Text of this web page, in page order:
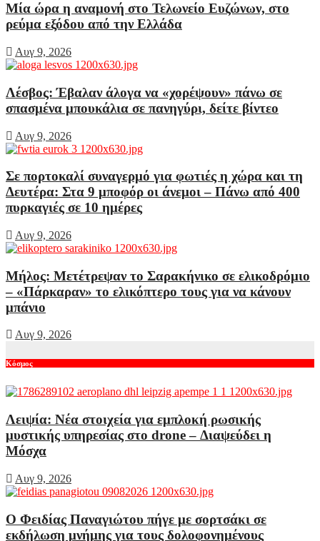
Μία ώρα η αναμονή στο Τελωνείο Ευζώνων, στο
ρεύμα εξόδου από την Ελλάδα
Αυγ 9, 2026
Λέσβος: Έβαλαν άλογα να «χορέψουν» πάνω σε
σπασμένα μπουκάλια σε πανηγύρι, δείτε βίντεο
Αυγ 9, 2026
Σε πορτοκαλί συναγερμό για φωτιές η χώρα και τη
Δευτέρα: Στα 9 μποφόρ οι άνεμοι – Πάνω από 400
πυρκαγιές σε 10 ημέρες
Αυγ 9, 2026
Μήλος: Μετέτρεψαν το Σαρακήνικο σε ελικοδρόμιο
– «Πάρκαραν» το ελικόπτερο τους για να κάνουν
μπάνιο
Αυγ 9, 2026
Κόσμος
Λειψία: Νέα στοιχεία για εμπλοκή ρωσικής
μυστικής υπηρεσίας στο drone – Διαψεύδει η
Μόσχα
Αυγ 9, 2026
Ο Φειδίας Παναγιώτου πήγε με σορτσάκι σε
εκδήλωση μνήμης για τους δολοφονημένους